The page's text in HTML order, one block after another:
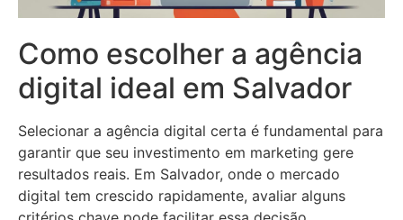
Como escolher a agência
digital ideal em Salvador
Selecionar a agência digital certa é fundamental para
garantir que seu investimento em marketing gere
resultados reais. Em Salvador, onde o mercado
digital tem crescido rapidamente, avaliar alguns